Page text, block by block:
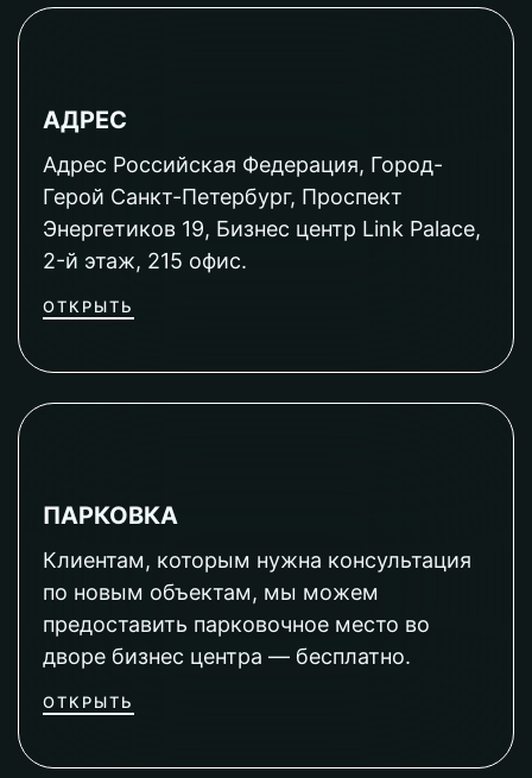
АДРЕС
Адрес Российская Федерация, Город-
Герой Санкт-Петербург, Проспект
Энергетиков 19, Бизнес центр Link Palace,
2-й этаж, 215 офис.
ОТКРЫТЬ
ПАРКОВКА
Клиентам, которым нужна консультация
по новым объектам, мы можем
предоставить парковочное место во
дворе бизнес центра — бесплатно.
ОТКРЫТЬ